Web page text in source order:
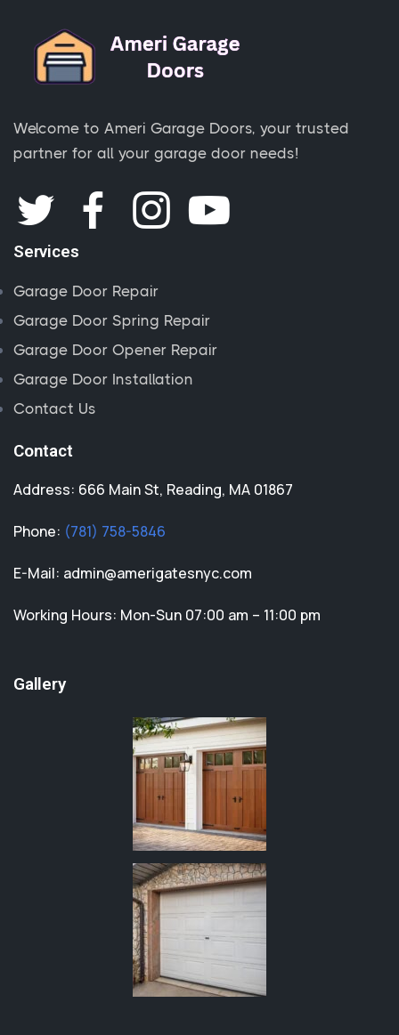
Welcome to Ameri Garage Doors, your trusted
partner for all your garage door needs!
Services
Garage Door Repair
Garage Door Spring Repair
Garage Door Opener Repair
Garage Door Installation
Contact Us
Contact
Address: 666 Main St, Reading, MA 01867
Phone: (781) 758-5846
E-Mail: admin@amerigatesnyc.com
Working Hours: Mon-Sun 07:00 am – 11:00 pm
Gallery